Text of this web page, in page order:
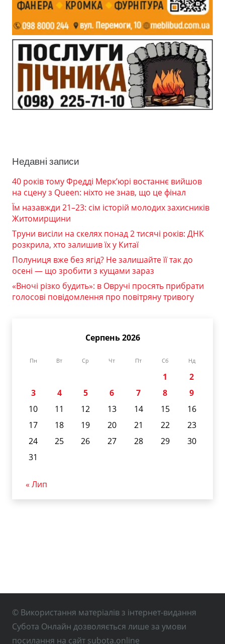
Недавні записи
40 років тому Фредді Мерк’юрі востаннє вийшов
на сцену з Queen: ніхто не знав, що це фінал
Їм назавжди 21–23: сім історій молодих захисників
Житомирщини
Труни висіли на скелях понад 2 тисячі років: ДНК
розкрила, хто залишив їх у Китаї
Полуниця вже без ягід? Не залишайте її так до
осені — що зробити з кущами зараз
«Вночі різко будить»: в Овручі просять прибрати
голосові повідомлення про повітряну тривогу
Серпень 2026
Пн Вт Ср Чт Пт Сб Нд
1
2
3
4 5 6 7 8
9
10
11 12 13 14 15
16
17
18 19 20 21 22
23
24
25 26 27 28 29
30
31
« Лип
© Використання матеріалів з інтернет-видання
Субота Онлайн дозволяється лише за умови
посилання на сайт subota.online